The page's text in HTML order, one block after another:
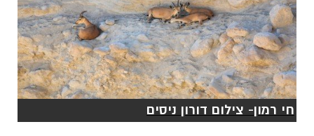
חי רמון- צילום דורון ניסים